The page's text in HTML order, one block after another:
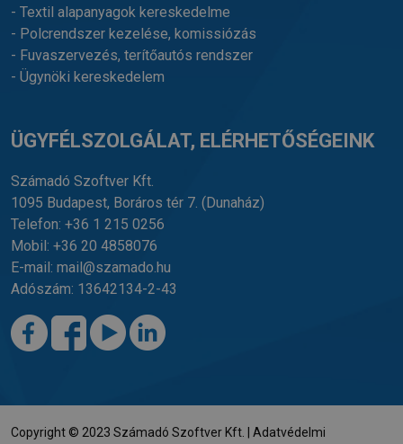
- Textil alapanyagok kereskedelme
- Polcrendszer kezelése, komissiózás
- Fuvaszervezés, terítőautós rendszer
- Ügynöki kereskedelem
ÜGYFÉLSZOLGÁLAT, ELÉRHETŐSÉGEINK
Számadó Szoftver Kft.
1095 Budapest, Boráros tér 7. (Dunaház)
Telefon: +36 1 215 0256
Mobil: +36 20 4858076
E-mail: mail@szamado.hu
Adószám: 13642134-2-43
Copyright © 2023 Számadó Szoftver Kft. | Adatvédelmi